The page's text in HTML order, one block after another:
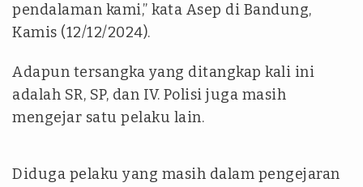
pendalaman kami,” kata Asep di Bandung,
Kamis (12/12/2024).
Adapun tersangka yang ditangkap kali ini
adalah SR, SP, dan IV. Polisi juga masih
mengejar satu pelaku lain.
Diduga pelaku yang masih dalam pengejaran